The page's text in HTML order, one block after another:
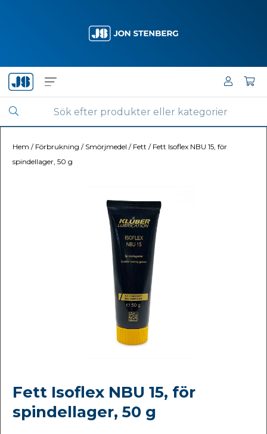
Hem / Förbrukning / Smörjmedel / Fett / Fett Isoflex NBU 15, för
spindellager, 50 g
Fett Isoflex NBU 15, för
spindellager, 50 g